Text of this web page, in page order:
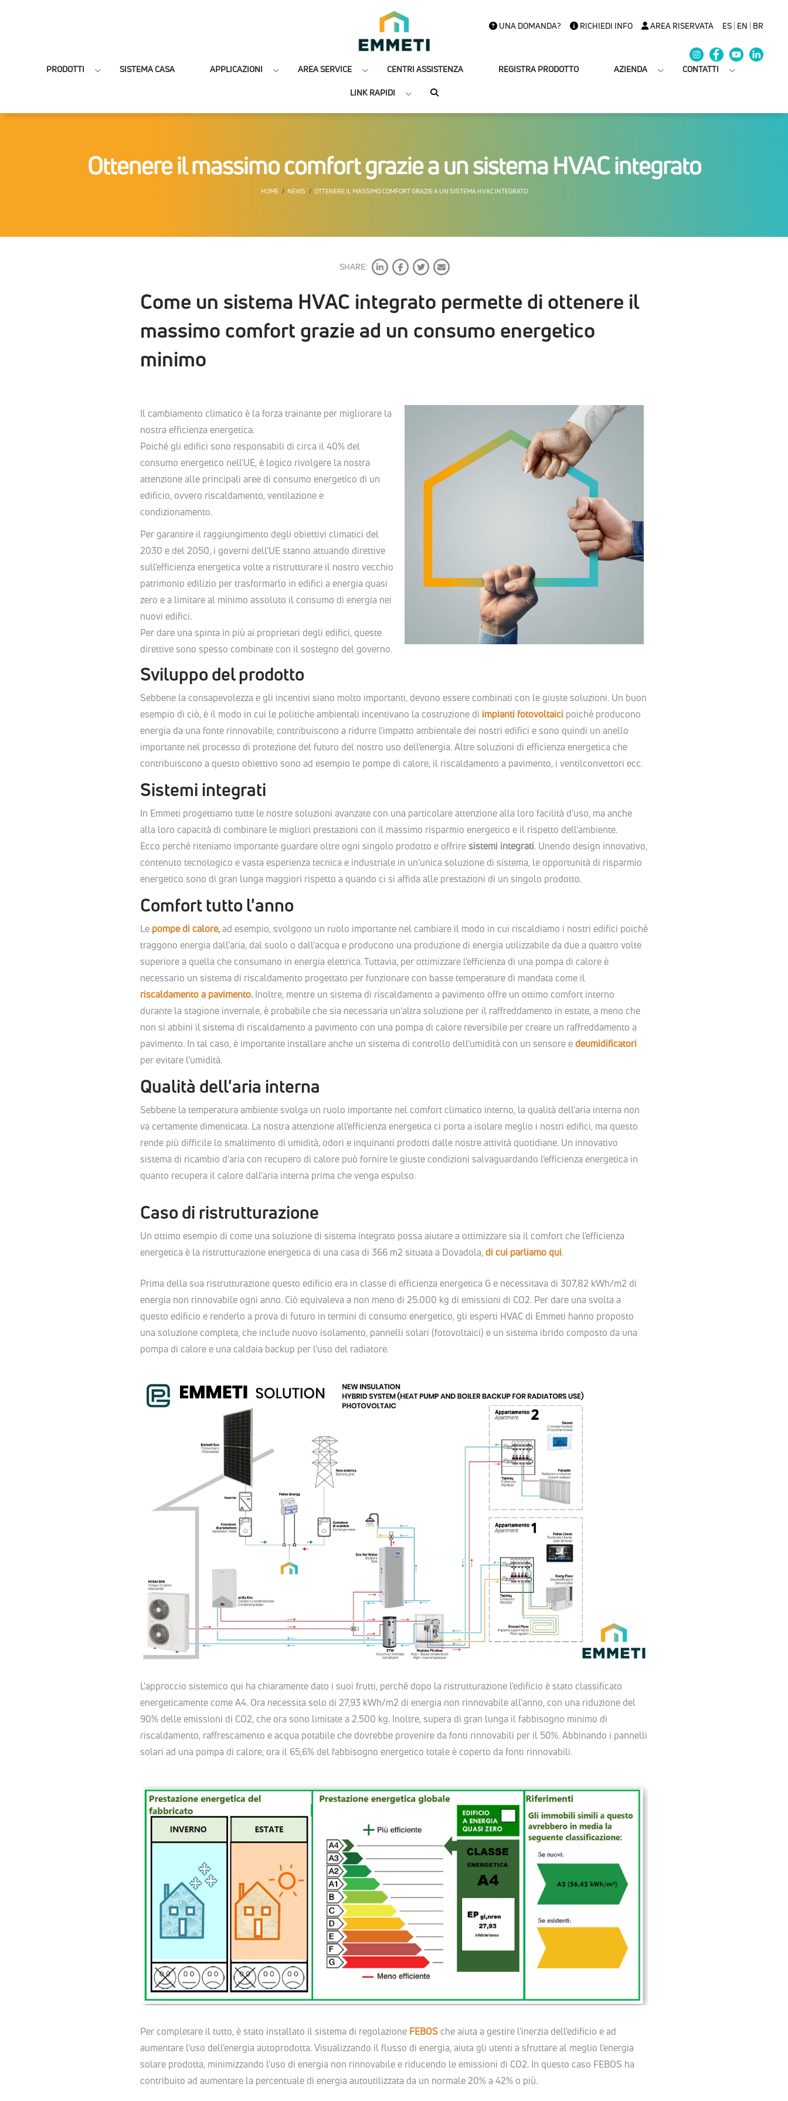
UNA DOMANDA? RICHIEDI INFO AREA RISERVATA ES| EN | BR
PRODOTTI SISTEMA CASA APPLICAZIONI AREA SERVICE CENTRI ASSISTENZA REGISTRA PRODOTTO AZIENDA CONTATTI
LINK RAPIDI
Ottenere il massimo comfort grazie a un sistema HVAC integrato
HOME NEWS OTTENERE IL MASSIMO COMFORT GRAZIE A UN SISTEMA HVAC INTEGRATO
SHARE:
Come un sistema HVAC integrato permette di ottenere il
massimo comfort grazie ad un consumo energetico
minimo
Il cambiamento climatico è la forza trainante per migliorare la
nostra efficienza energetica.
Poiché gli edifici sono responsabili di circa il 40% del
consumo energetico nell'UE, è logico rivolgere la nostra
attenzione alle principali aree di consumo energetico di un
edificio, ovvero riscaldamento, ventilazione e
condizionamento.
Per garantire il raggiungimento degli obiettivi climatici del
2030 e del 2050, i governi dell'UE stanno attuando direttive
sull'efficienza energetica volte a ristrutturare il nostro vecchio
patrimonio edilizio per trasformarlo in edifici a energia quasi
zero e a limitare al minimo assoluto il consumo di energia nei
nuovi edifici.
Per dare una spinta in più ai proprietari degli edifici, queste
direttive sono spesso combinate con il sostegno del governo.
Sviluppo del prodotto
Sebbene la consapevolezza e gli incentivi siano molto importanti, devono essere combinati con le giuste soluzioni. Un buon
esempio di ciò, è il modo in cui le politiche ambientali incentivano la costruzione di impianti fotovoltaici poiché producono
energia da una fonte rinnovabile, contribuiscono a ridurre l'impatto ambientale dei nostri edifici e sono quindi un anello
importante nel processo di protezione del futuro del nostro uso dell'energia. Altre soluzioni di efficienza energetica che
contribuiscono a questo obiettivo sono ad esempio le pompe di calore, il riscaldamento a pavimento, i ventilconvettori ecc.
Sistemi integrati
In Emmeti progettiamo tutte le nostre soluzioni avanzate con una particolare attenzione alla loro facilità d'uso, ma anche
alla loro capacità di combinare le migliori prestazioni con il massimo risparmio energetico e il rispetto dell'ambiente.
Ecco perché riteniamo importante guardare oltre ogni singolo prodotto e offriresistemi integrati. Unendo design innovativo,
contenuto tecnologico e vasta esperienza tecnica e industriale in un'unica soluzione di sistema, le opportunità di risparmio
energetico sono di gran lunga maggiori rispetto a quando ci si affida alle prestazioni di un singolo prodotto.
Comfort tutto l'anno
Le pompe di calore,ad esempio, svolgono un ruolo importante nel cambiare il modo in cui riscaldiamo i nostri edifici poiché
traggono energia dall'aria, dal suolo o dall'acqua e producono una produzione di energia utilizzabile da due a quattro volte
superiore a quella che consumano in energia elettrica. Tuttavia, per ottimizzare l'efficienza di una pompa di calore è
necessario un sistema di riscaldamento progettato per funzionare con basse temperature di mandata come il
riscaldamento a pavimento. Inoltre, mentre un sistema di riscaldamento a pavimento offre un ottimo comfort interno
durante la stagione invernale, è probabile che sia necessaria un'altra soluzione per il raffreddamento in estate, a meno che
non si abbini il sistema di riscaldamento a pavimento con una pompa di calore reversibile per creare un raffreddamento a
pavimento. In tal caso, è importante installare anche un sistema di controllo dell'umidità con un sensore edeumidificatori
per evitare l'umidità.
Qualità dell'aria interna
Sebbene la temperatura ambiente svolga un ruolo importante nel comfort climatico interno, la qualità dell'aria interna non
va certamente dimenticata. La nostra attenzione all'efficienza energetica ci porta a isolare meglio i nostri edifici, ma questo
rende più difficile lo smaltimento di umidità, odori e inquinanti prodotti dalle nostre attività quotidiane. Un innovativo
sistema di ricambio d'aria con recupero di calore può fornire le giuste condizioni salvaguardando l'efficienza energetica in
quanto recupera il calore dall'aria interna prima che venga espulso.
Caso di ristrutturazione
Un ottimo esempio di come una soluzione di sistema integrato possa aiutare a ottimizzare sia il comfort che l'efficienza
energetica è la ristrutturazione energetica di una casa di 366 m2 situata a Dovadola,di cui parliamo qui.
Prima della sua ristrutturazione questo edificio era in classe di efficienza energetica G e necessitava di 307,82 kWh/m2 di
energia non rinnovabile ogni anno. Ciò equivaleva a non meno di 25.000 kg di emissioni di CO2. Per dare una svolta a
questo edificio e renderlo a prova di futuro in termini di consumo energetico, gli esperti HVAC di Emmeti hanno proposto
una soluzione completa, che include nuovo isolamento, pannelli solari (fotovoltaici) e un sistema ibrido composto da una
pompa di calore e una caldaia backup per l'uso del radiatore.
L'approccio sistemico qui ha chiaramente dato i suoi frutti, perché dopo la ristrutturazione l'edificio è stato classificato
energeticamente come A4. Ora necessita solo di 27,93 kWh/m2 di energia non rinnovabile all'anno, con una riduzione del
90% delle emissioni di CO2, che ora sono limitate a 2.500 kg. Inoltre, supera di gran lunga il fabbisogno minimo di
riscaldamento, raffrescamento e acqua potabile che dovrebbe provenire da fonti rinnovabili per il 50%. Abbinando i pannelli
solari ad una pompa di calore, ora il 65,6% del fabbisogno energetico totale è coperto da fonti rinnovabili.
Per completare il tutto, è stato installato il sistema di regolazione FEBOS che aiuta a gestire l'inerzia dell'edificio e ad
aumentare l'uso dell'energia autoprodotta. Visualizzando il flusso di energia, aiuta gli utenti a sfruttare al meglio l'energia
solare prodotta, minimizzando l'uso di energia non rinnovabile e riducendo le emissioni di CO2. In questo caso FEBOS ha
contribuito ad aumentare la percentuale di energia autoutilizzata da un normale 20% a 42% o più.